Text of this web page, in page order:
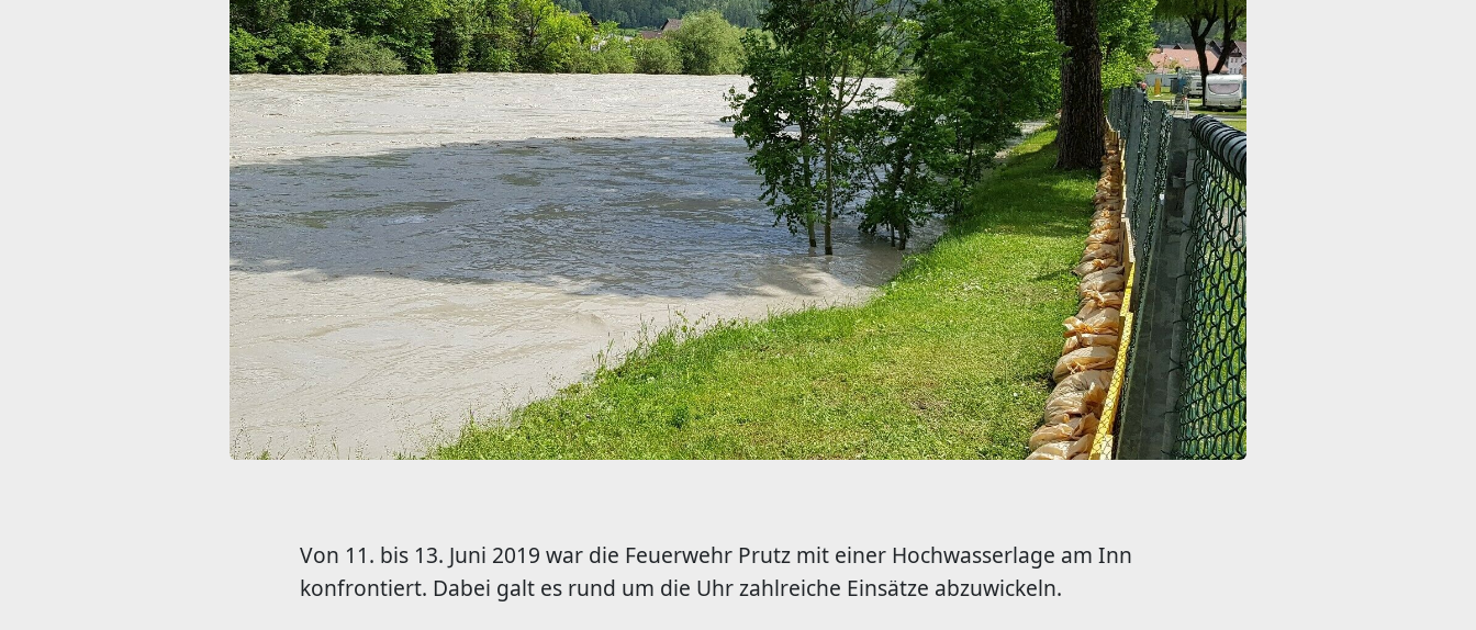
Von 11. bis 13. Juni 2019 war die Feuerwehr Prutz mit einer Hochwasserlage am Inn
konfrontiert. Dabei galt es rund um die Uhr zahlreiche Einsätze abzuwickeln.